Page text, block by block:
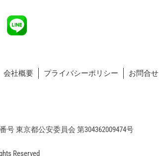
会社概要 プライバシーポリシー お問合せ
号 東京都公安委員会 第304362009474号
Reserved